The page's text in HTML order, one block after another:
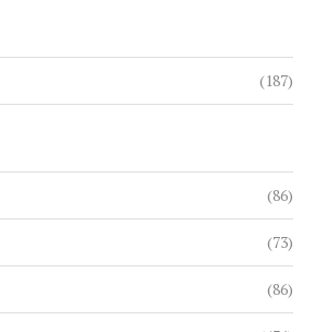
(187)
(86)
(73)
(86)